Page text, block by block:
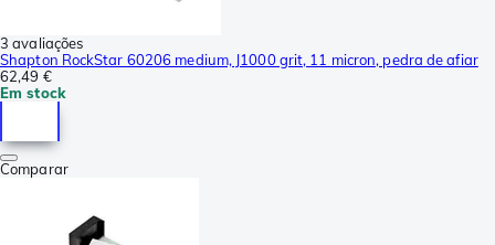
3 avaliações
Shapton RockStar 60206 medium, J1000 grit, 11 micron, pedra de afiar
62,49 €
Em stock
Comparar